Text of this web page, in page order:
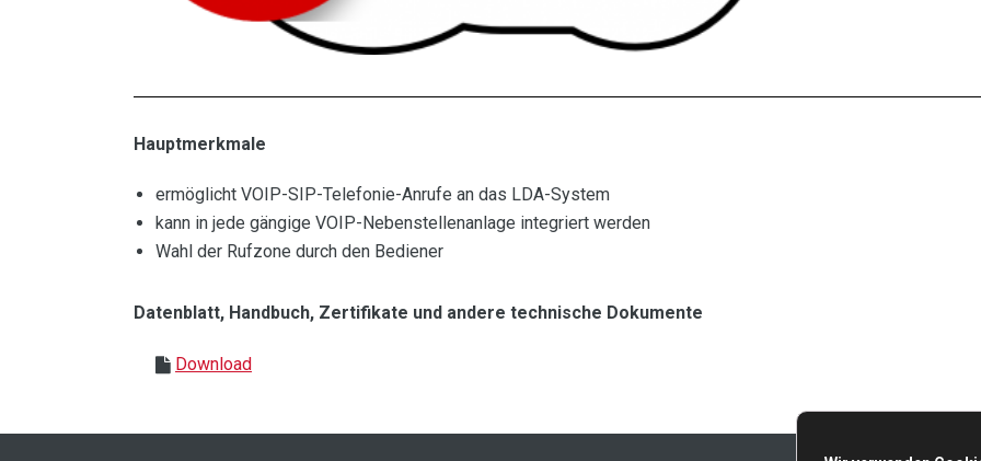
Hauptmerkmale
ermöglicht VOIP-SIP-Telefonie-Anrufe an das LDA-System
kann in jede gängige VOIP-Nebenstellenanlage integriert werden
Wahl der Rufzone durch den Bediener
Datenblatt, Handbuch, Zertifikate und andere technische Dokumente
Download